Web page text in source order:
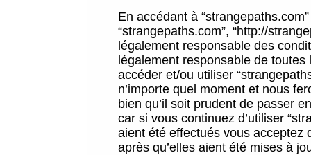
En accédant à
“strangepaths.com”, “http://
légalement responsable des
légalement responsable de
accéder et/ou utiliser
n’importe quel moment et nous
bien qu’il soit prudent de passer
car si vous continuez d’utiliser
aient été effectués vous acceptez
après qu’elles aient été mises à